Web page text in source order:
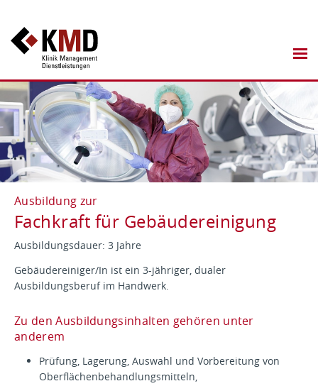
Ausbildung zur
Fachkraft für Gebäudereinigung
Ausbildungsdauer: 3 Jahre
Gebäudereiniger/In ist ein 3-jähriger, dualer
Ausbildungsberuf im Handwerk.
Zu den Ausbildungsinhalten gehören unter
anderem
Prüfung, Lagerung, Auswahl und Vorbereitung von
Oberflächenbehandlungsmitteln,